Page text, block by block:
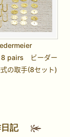
8 pairs ビーダー
の取手(8セット)
記